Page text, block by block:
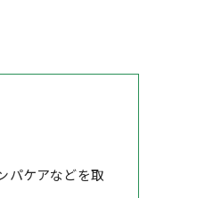
パケアなどを取